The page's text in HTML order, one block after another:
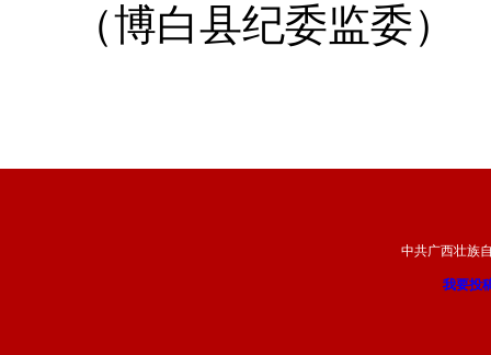
（博白县纪委监委）
中共广西壮族
我要投